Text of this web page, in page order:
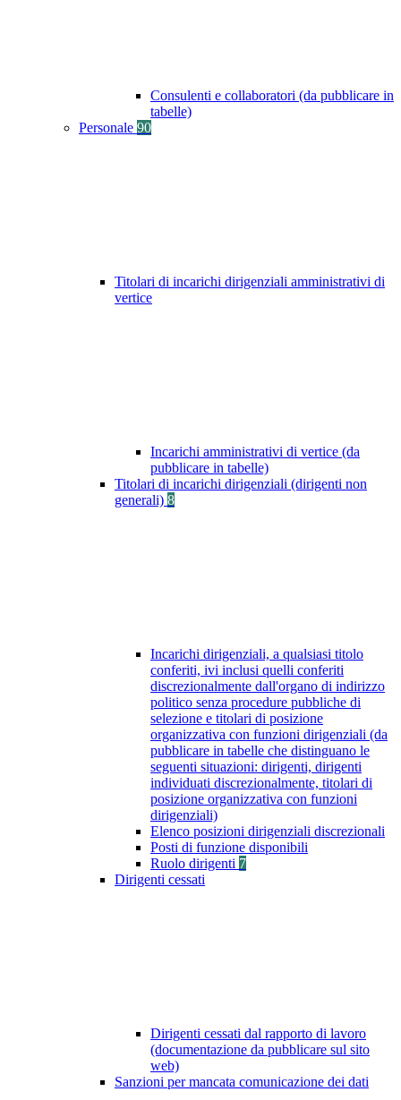
Consulenti e collaboratori (da pubblicare in
tabelle)
Personale 90
Titolari di incarichi dirigenziali amministrativi di
vertice
Incarichi amministrativi di vertice (da
pubblicare in tabelle)
Titolari di incarichi dirigenziali (dirigenti non
generali) 8
Incarichi dirigenziali, a qualsiasi titolo
conferiti, ivi inclusi quelli conferiti
discrezionalmente dall'organo di indirizzo
politico senza procedure pubbliche di
selezione e titolari di posizione
organizzativa con funzioni dirigenziali (da
pubblicare in tabelle che distinguano le
seguenti situazioni: dirigenti, dirigenti
individuati discrezionalmente, titolari di
posizione organizzativa con funzioni
dirigenziali)
Elenco posizioni dirigenziali discrezionali
Posti di funzione disponibili
Ruolo dirigenti 7
Dirigenti cessati
Dirigenti cessati dal rapporto di lavoro
(documentazione da pubblicare sul sito
web)
Sanzioni per mancata comunicazione dei dati